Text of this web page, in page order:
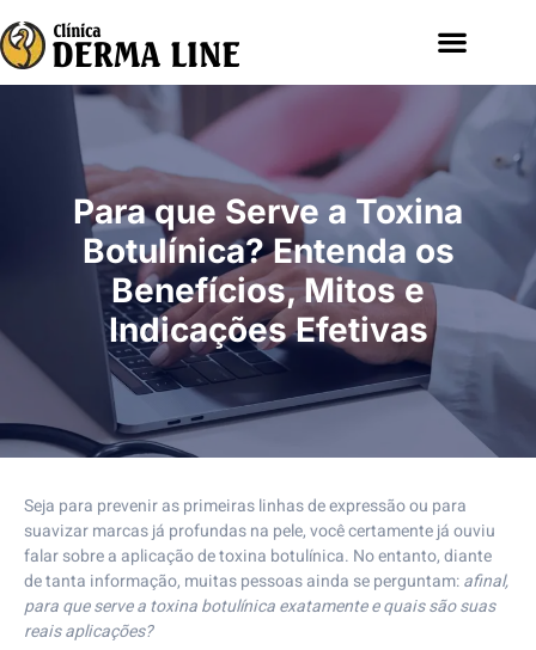
Para que Serve a Toxina
Botulínica? Entenda os
Benefícios, Mitos e
Indicações Efetivas
Seja para prevenir as primeiras linhas de expressão ou para
suavizar marcas já profundas na pele, você certamente já ouviu
falar sobre a aplicação de toxina botulínica. No entanto, diante
de tanta informação, muitas pessoas ainda se perguntam:afinal,
para que serve a toxina botulínica exatamente e quais são suas
reais aplicações?